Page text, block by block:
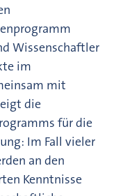
Wissenschaftler
im
mit
die
für die
Im Fall vieler
an den
Kenntnisse